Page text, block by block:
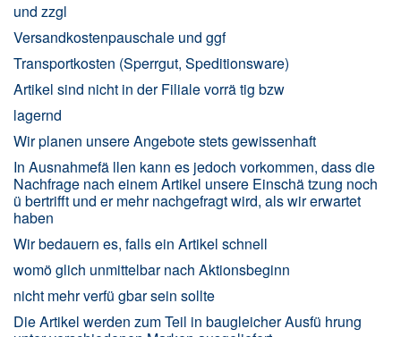
und zzgl
Versandkostenpauschale und ggf
Transportkosten (Sperrgut, Speditionsware)
Artikel sind nicht in der Filiale vorrä tig bzw
lagernd
Wir planen unsere Angebote stets gewissenhaft
In Ausnahmefä llen kann es jedoch vorkommen, dass die
Nachfrage nach einem Artikel unsere Einschä tzung noch
ü bertrifft und er mehr nachgefragt wird, als wir erwartet
haben
Wir bedauern es, falls ein Artikel schnell
womö glich unmittelbar nach Aktionsbeginn
nicht mehr verfü gbar sein sollte
Die Artikel werden zum Teil in baugleicher Ausfü hrung